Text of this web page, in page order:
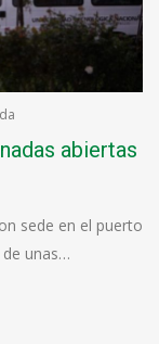
abiertas
sede en el puerto
unas…